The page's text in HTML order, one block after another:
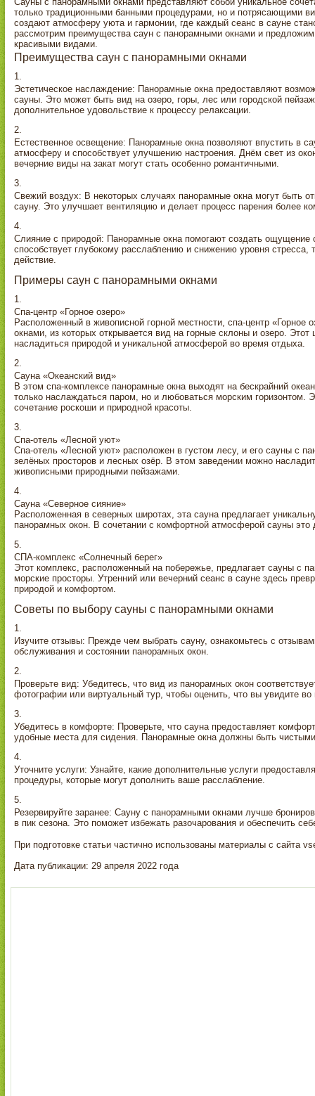
только традиционными банными процедурами, но и потрясающими
создают атмосферу уюта и гармонии, где каждый сеанс в сауне
рассмотрим преимущества саун с панорамными окнами и
красивыми видами.
Преимущества саун с панорамными окнами
Эстетическое наслаждение: Панорамные окна предоставляют
сауны. Это может быть вид на озеро, горы, лес или городской
дополнительное удовольствие к процессу релаксации.
Естественное освещение: Панорамные окна позволяют впустить в
атмосферу и способствует улучшению настроения. Днём свет из
вечерние виды на закат могут стать особенно романтичными.
Свежий воздух: В некоторых случаях панорамные окна могут быть
сауну. Это улучшает вентиляцию и делает процесс парения более
Слияние с природой: Панорамные окна помогают создать
способствует глубокому расслаблению и снижению уровня
действие.
Примеры саун с панорамными окнами
Спа-центр «Горное озеро»
Расположенный в живописной горной местности, спа-центр
окнами, из которых открывается вид на горные склоны и озеро.
насладиться природой и уникальной атмосферой во время отдыха.
Сауна «Океанский вид»
В этом спа-комплексе панорамные окна выходят на бескрайний
только наслаждаться паром, но и любоваться морским горизонтом.
сочетание роскоши и природной красоты.
Спа-отель «Лесной уют»
Спа-отель «Лесной уют» расположен в густом лесу, и его сауны с
зелёных просторов и лесных озёр. В этом заведении можно
живописными природными пейзажами.
Сауна «Северное сияние»
Расположенная в северных широтах, эта сауна предлагает
панорамных окон. В сочетании с комфортной атмосферой сауны
СПА-комплекс «Солнечный берег»
Этот комплекс, расположенный на побережье, предлагает сауны с
морские просторы. Утренний или вечерний сеанс в сауне здесь
природой и комфортом.
Советы по выбору сауны с панорамными окнами
Изучите отзывы: Прежде чем выбрать сауну, ознакомьтесь с
обслуживания и состоянии панорамных окон.
Проверьте вид: Убедитесь, что вид из панорамных окон
фотографии или виртуальный тур, чтобы оценить, что вы увидите
Убедитесь в комфорте: Проверьте, что сауна предоставляет
удобные места для сидения. Панорамные окна должны быть
Уточните услуги: Узнайте, какие дополнительные услуги
процедуры, которые могут дополнить ваше расслабление.
Резервируйте заранее: Сауну с панорамными окнами лучше
в пик сезона. Это поможет избежать разочарования и обеспечить
При подготовке статьи частично использованы материалы с сайта
Дата публикации: 29 апреля 2022 года